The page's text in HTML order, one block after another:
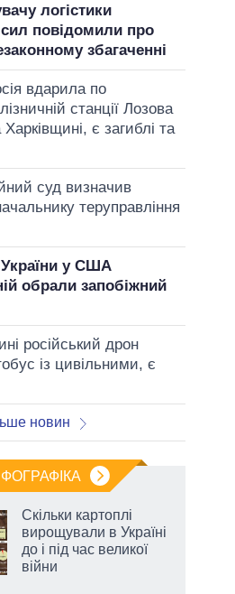
логістики
сил повідомили про
збагаченні
вдарила по
станції Лозова
Харківщині, є загиблі та
суд визначив
теруправління
України у США
обрали запобіжний
російський дрон
із цивільними, є
новин
Скільки картоплі
вирощували в Україні
до і під час великої
війни